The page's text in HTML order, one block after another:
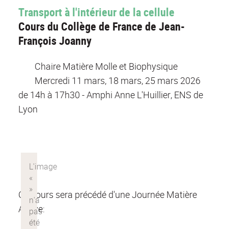
Transport à l'intérieur de la cellule
Cours du Collège de France de Jean-
François Joanny
Chaire Matière Molle et Biophysique
Mercredi 11 mars, 18 mars, 25 mars 2026
de 14h à 17h30 - Amphi Anne L'Huillier, ENS de
Lyon
Ce cours sera précédé d'une Journée Matière
Active: